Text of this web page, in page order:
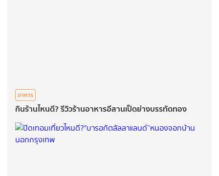
อาหาร
กินร้านไหนดี? รีวิวร้านอาหารอีสานเป็ดย่างบรรทัดทอง